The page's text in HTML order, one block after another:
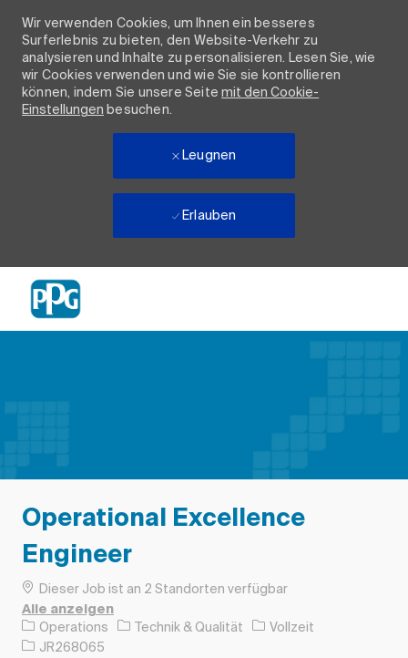
Wir verwenden Cookies, um Ihnen ein besseres
Surferlebnis zu bieten, den Website-Verkehr zu
analysieren und Inhalte zu personalisieren. Lesen Sie, wie
wir Cookies verwenden und wie Sie sie kontrollieren
können, indem Sie unsere Seitemit den Cookie-
Einstellungen besuchen.
Leugnen
Erlauben
Operational Excellence
Engineer
Dieser Job ist an 2 Standorten verfügbar
Alle anzeigen
Operations Kategorie
Technik & Qualität Auftragstyp
Vollzeit
Auftrags-ID
JR268065